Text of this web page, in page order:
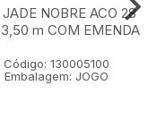
NOBRE ACO 28
m COM EMENDA
Código: 130005100
Embalagem: JOGO